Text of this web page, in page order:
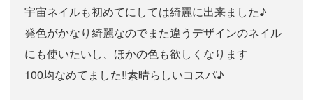
宇宙ネイルも初めてにしては綺麗に出来ました♪
発色がかなり綺麗なのでまた違うデザインのネイル
にも使いたいし、ほかの色も欲しくなります
100均なめてました!!素晴らしいコスパ♪